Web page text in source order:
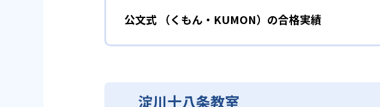
KUMONの教材は、簡単な問題から高度な問題へと、ス
時期から高校教材に進む生徒もいる。
KUMONでは経験豊富な先生が、子どものやる気を引き
目でも自分で解けた達成感を味わうことで、少しずつ苦手
中学生・高校生 部活や習い事と両立したい生
KUMONでは自学自習スタイルで勉強するため、集中力
年にとらわれずに自分の学力に相応したレベルから学習
い。
どんなデメリットがある？
公文式 （くもん・KUMON）の合格実績
KUMONは、公式サイトでは合格実績は公開していない
淀川十八条教室